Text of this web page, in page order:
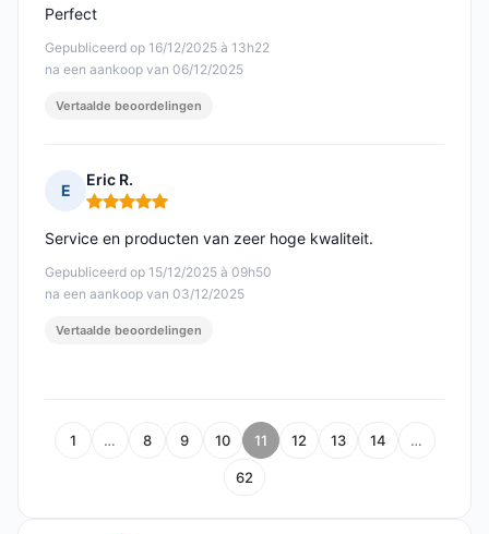
Gepubliceerd op 16/12/2025 à 13h22
na een aankoop van 06/12/2025
Perfect
Vertaalde beoordelingen
E
Eric R.
Opmerking: 5 van 5
Gepubliceerd op 15/12/2025 à 09h50
na een aankoop van 03/12/2025
Service en producten van zeer hoge kwaliteit.
Vertaalde beoordelingen
1 … 8 9 10 11 12 13 14 …
62